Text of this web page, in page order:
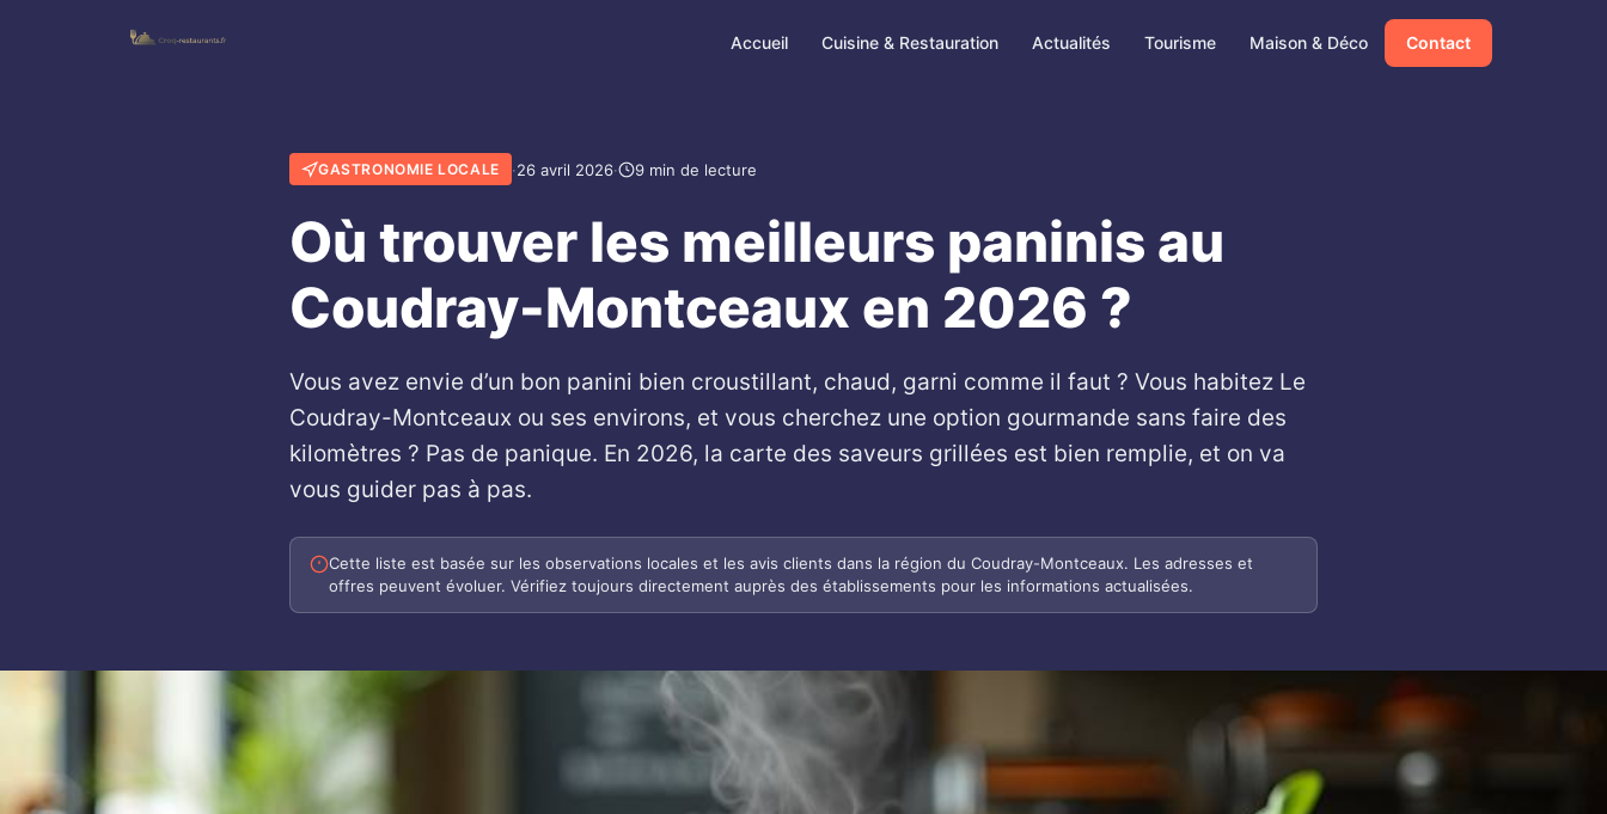
Accueil Cuisine & Restauration Actualités Tourisme Maison & Déco Contact
GASTRONOMIE LOCALE ·26 avril 2026· 9 min de lecture
Où trouver les meilleurs paninis au
Coudray-Montceaux en 2026 ?
Vous avez envie d’un bon panini bien croustillant, chaud, garni comme il faut ? Vous habitez Le
Coudray-Montceaux ou ses environs, et vous cherchez une option gourmande sans faire des
kilomètres ? Pas de panique. En 2026, la carte des saveurs grillées est bien remplie, et on va
vous guider pas à pas.
Cette liste est basée sur les observations locales et les avis clients dans la région du Coudray-Montceaux. Les adresses et
offres peuvent évoluer. Vérifiez toujours directement auprès des établissements pour les informations actualisées.